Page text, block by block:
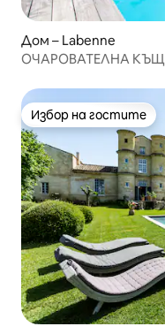
Дом – Labenne
ОЧАРОВАТЕЛНА
Избор на гостите
Избор на гостите